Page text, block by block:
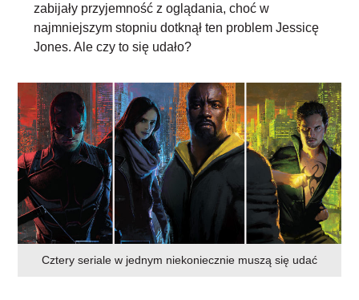
zabijały przyjemność z oglądania, choć w
najmniejszym stopniu dotknął ten problem Jessicę
Jones. Ale czy to się udało?
Cztery seriale w jednym niekoniecznie muszą się udać